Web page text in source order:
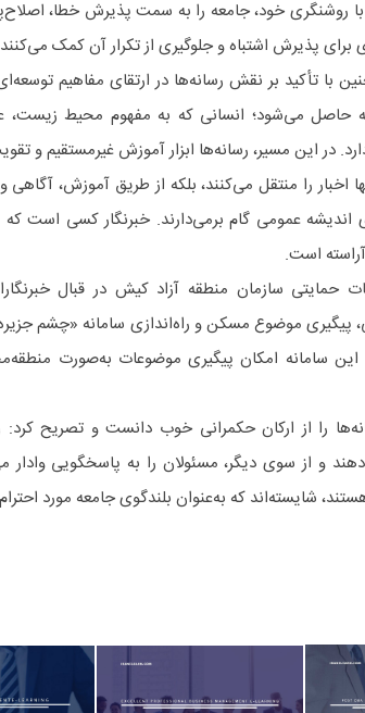
با روشنگری خود، جامعه را به ‌سمت پذیرش خطا،
پذیرش اشتباه و جلوگیری از تکرار آن کمک
تأکید بر نقش رسانه‌ها در ارتقای مفاهیم
حاصل می‌شود؛ انسانی که به مفهوم محیط زیست،
در این مسیر، رسانه‌ها ابزار آموزش غیرمستقیم و
اخبار را منتقل می‌کنند، بلکه از طریق آموزش،
عمومی گام برمی‌دارند. خبرنگار کسی است که
است.
حمایتی سازمان منطقه آزاد کیش در قبال
موضوع مسکن و راه‌اندازی سامانه «چشم جزیره
سامانه امکان پیگیری موضوعات به‌صورت
را از ارکان حکمرانی خوب دانست و تصریح
و از سوی دیگر، مسئولان را به پاسخگویی وادار
شایسته‌اند که به‌عنوان بلندگوی جامعه مورد احترام